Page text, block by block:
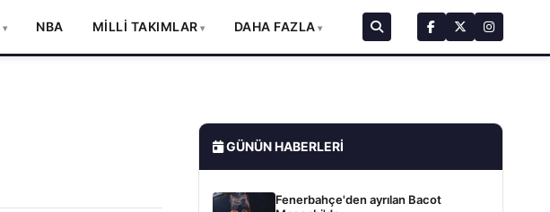
NBA MİLLİ TAKIMLAR DAHA FAZLA
GÜNÜN HABERLERI
Fenerbahçe'den ayrılan Bacot